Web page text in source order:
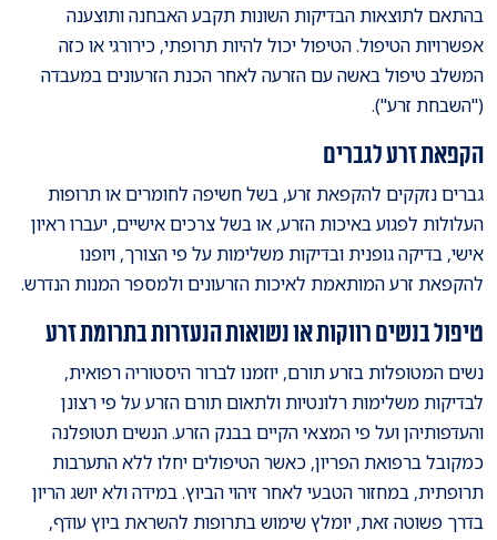
בהתאם לתוצאות הבדיקות השונות תקבע האבחנה ותוצענה
אפשרויות הטיפול. הטיפול יכול להיות תרופתי, כירורגי או כזה
המשלב טיפול באשה עם הזרעה לאחר הכנת הזרעונים במעבדה
("השבחת זרע").
הקפאת זרע לגברים
גברים נזקקים להקפאת זרע, בשל חשיפה לחומרים או תרופות
העלולות לפגוע באיכות הזרע, או בשל צרכים אישיים, יעברו ראיון
אישי, בדיקה גופנית ובדיקות משלימות על פי הצורך, ויופנו
להקפאת זרע המותאמת לאיכות הזרעונים ולמספר המנות הנדרש.
טיפול בנשים רווקות או נשואות הנעזרות בתרומת זרע
נשים המטופלות בזרע תורם, יוזמנו לברור היסטוריה רפואית,
לבדיקות משלימות רלונטיות ולתאום תורם הזרע על פי רצונן
והעדפותיהן ועל פי המצאי הקיים בבנק הזרע. הנשים תטופלנה
כמקובל ברפואת הפריון, כאשר הטיפולים יחלו ללא התערבות
תרופתית, במחזור הטבעי לאחר זיהוי הביוץ. במידה ולא יושג הריון
בדרך פשוטה זאת, יומלץ שימוש בתרופות להשראת ביוץ עודף,